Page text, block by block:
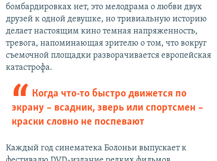
бомбардировках нет, это мелодрама о любви двух
друзей к одной девушке, но тривиальную историю
делает настоящим кино темная напряженность,
тревога, напоминающая зрителю о том, что вокруг
съемочной площадки разворачивается европейская
катастрофа.
Когда что-то быстро движется по
экрану – всадник, зверь или спортсмен –
краски словно не поспевают
Каждый год синематека Болоньи выпускает к